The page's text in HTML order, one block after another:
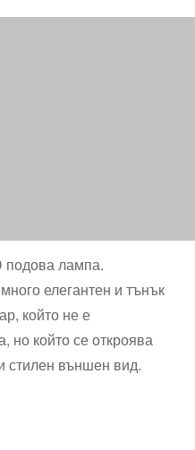
подова лампа.
елегантен и тънък
който не е
но който се откроява
стилен външен вид.